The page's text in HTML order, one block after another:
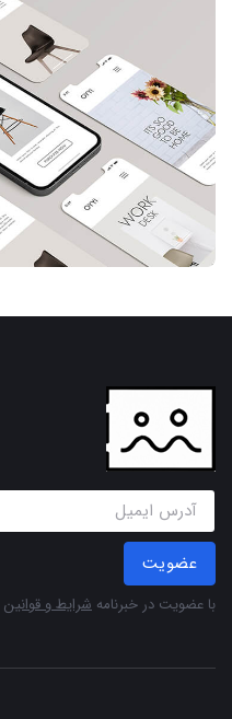
عضویت
با عضویت در خبرنامه شرایط و قوانین